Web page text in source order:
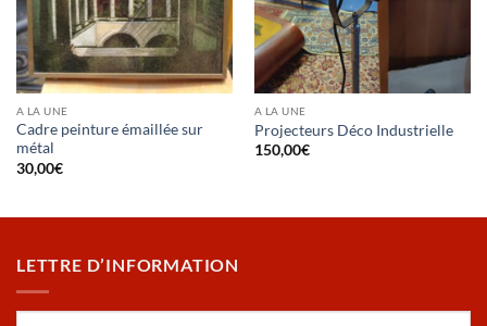
A LA UNE
Cadre peinture émaillée sur
métal
30,00€
A LA UNE
Projecteurs Déco Industrielle
150,00€
LETTRE D’INFORMATION